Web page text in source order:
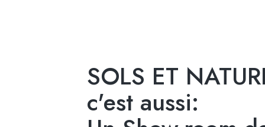
SOLS ET
c'est aussi: